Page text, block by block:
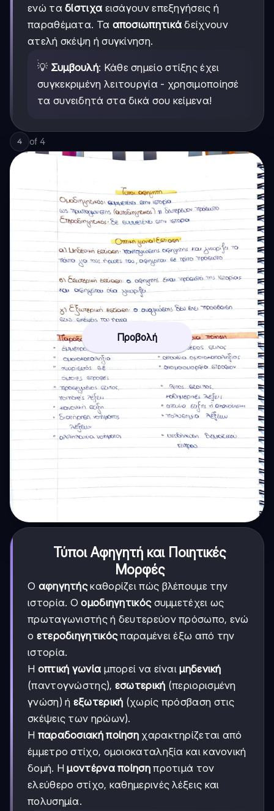
ενώ ταδίστιχα εισάγουν επεξηγήσεις ή
παραθέματα. Τα αποσιωπητικά δείχνουν
ατελή σκέψη ή συγκίνηση.
💡 Συμβουλή: Κάθε σημείο στίξης έχει
συγκεκριμένη λειτουργία - χρησιμοποίησέ
τα συνειδητά στα δικά σου κείμενα!
4 of 4
Προβολή
Τύποι Αφηγητή και Ποιητικές
Μορφές
Ο αφηγητήςκαθορίζει πώς βλέπουμε την
ιστορία. Οομοδιηγητικόςσυμμετέχει ως
πρωταγωνιστής ή δευτερεύον πρόσωπο, ενώ
ο ετεροδιηγητικόςπαραμένει έξω από την
ιστορία.
Η οπτική γωνία μπορεί να είναιμηδενική
(παντογνώστης), εσωτερική (περιορισμένη
γνώση) ή εξωτερική (χωρίς πρόσβαση στις
σκέψεις των ηρώων).
Η παραδοσιακή ποίηση χαρακτηρίζεται από
έμμετρο στίχο, ομοιοκαταληξία και κανονική
δομή. Ημοντέρνα ποίησηπροτιμά τον
ελεύθερο στίχο, καθημερινές λέξεις και
πολυσημία.